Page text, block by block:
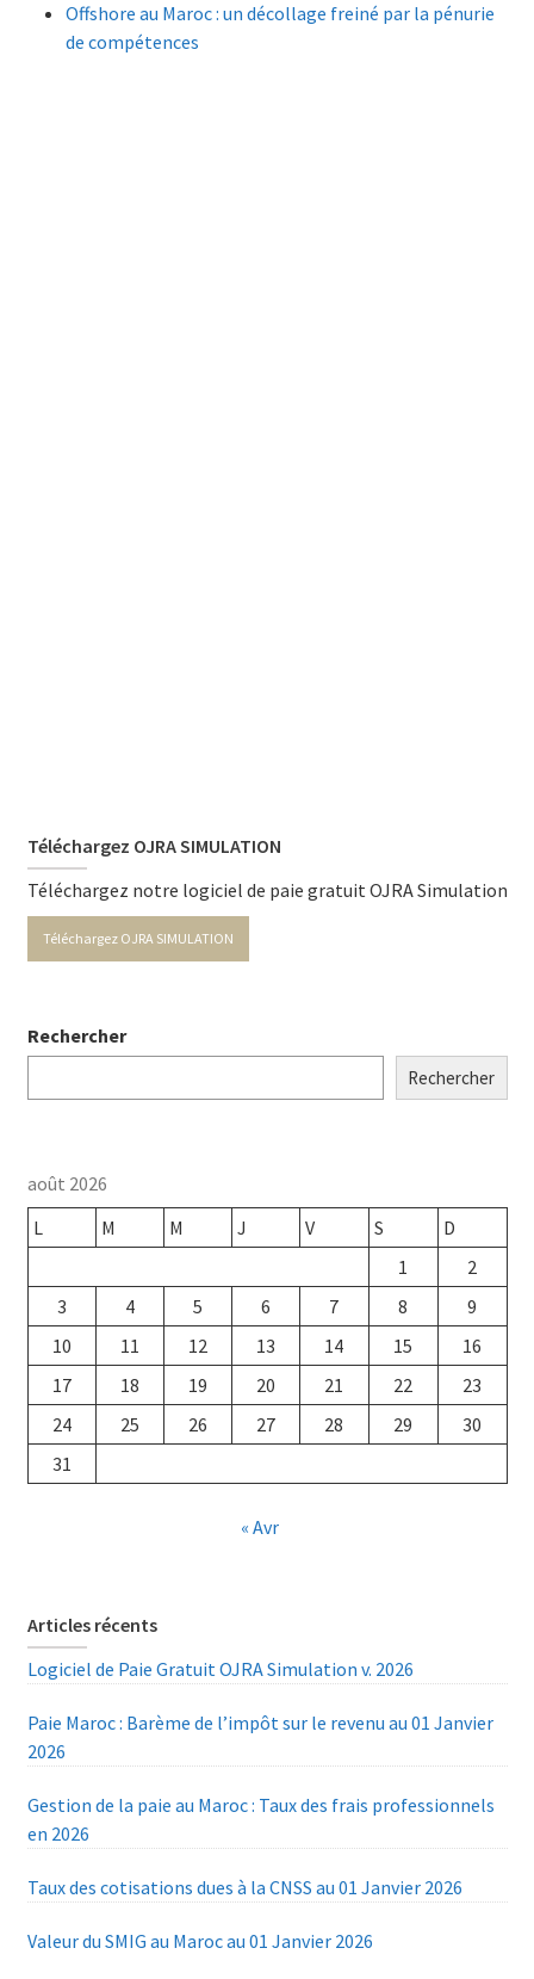
Offshore au Maroc : un décollage freiné par la pénurie
de compétences
Téléchargez OJRA SIMULATION
Téléchargez notre logiciel de paie gratuit OJRA Simulation
Téléchargez OJRA SIMULATION
Rechercher
Rechercher
août 2026
L
M M J V S
D
1
2
3
4 5 6 7 8
9
10
11 12 13 14 15
16
17
18 19 20 21 22
23
24
25 26 27 28 29
30
31
« Avr
Articles récents
Logiciel de Paie Gratuit OJRA Simulation v. 2026
Paie Maroc : Barème de l’impôt sur le revenu au 01 Janvier
2026
Gestion de la paie au Maroc : Taux des frais professionnels
en 2026
Taux des cotisations dues à la CNSS au 01 Janvier 2026
Valeur du SMIG au Maroc au 01 Janvier 2026